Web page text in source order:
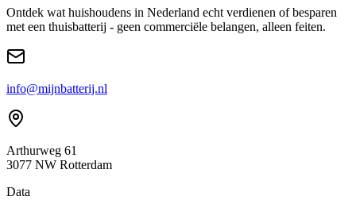
Ontdek wat huishoudens in Nederland echt verdienen of besparen
met een thuisbatterij - geen commerciële belangen, alleen feiten.
info@mijnbatterij.nl
Arthurweg 61
3077 NW Rotterdam
Data